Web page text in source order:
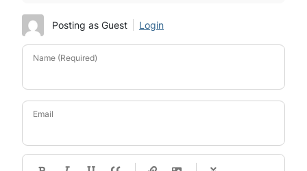
Posting as Guest Login
Name (Required)
Email